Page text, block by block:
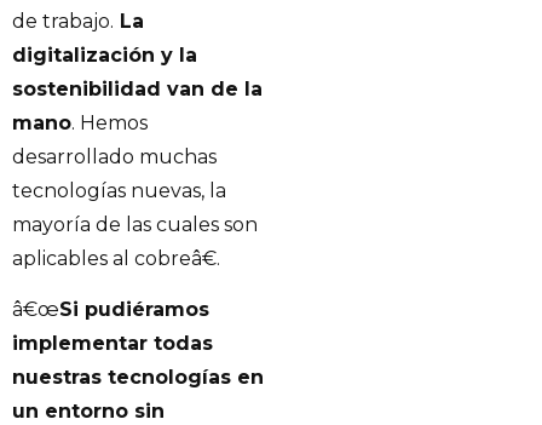
de trabajo. La
digitalización y la
sostenibilidad van de la
mano. Hemos
desarrollado muchas
tecnologías nuevas, la
mayoría de las cuales son
aplicables al cobreâ€.
â€œSi pudiéramos
implementar todas
nuestras tecnologías en
un entorno sin